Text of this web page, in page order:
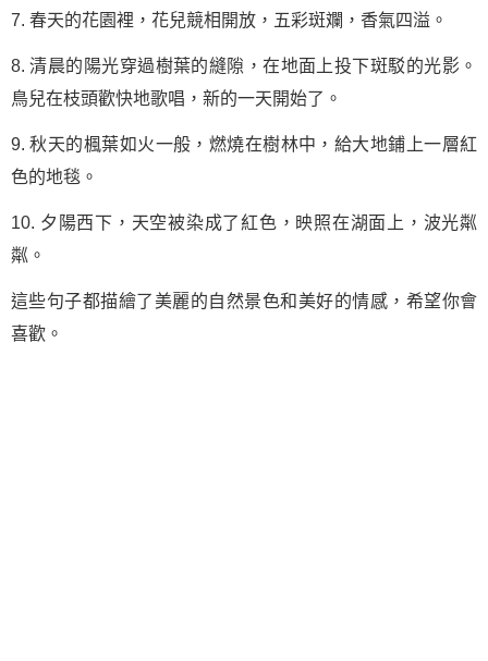
7. 春天的花園裡，花兒競相開放，五彩斑斕，香氣四溢。
8. 清晨的陽光穿過樹葉的縫隙，在地面上投下斑駁的光影。
鳥兒在枝頭歡快地歌唱，新的一天開始了。
9. 秋天的楓葉如火一般，燃燒在樹林中，給大地鋪上一層紅
色的地毯。
10. 夕陽西下，天空被染成了紅色，映照在湖面上，波光粼
粼。
這些句子都描繪了美麗的自然景色和美好的情感，希望你會
喜歡。